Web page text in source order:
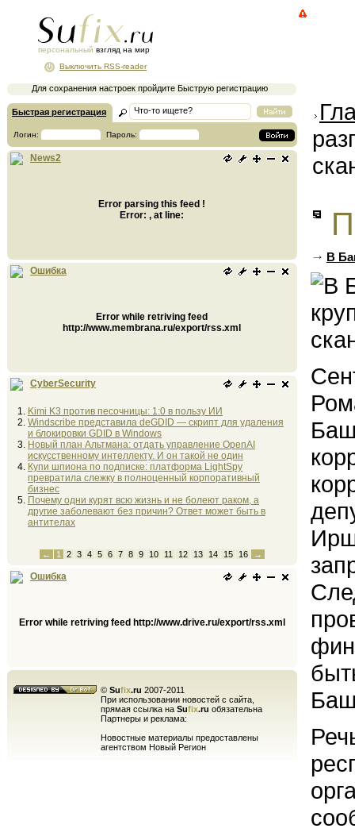
персональный взгляд на мир
Для сохранения настроек пройдите Быструю регистрацию
Выключить RSS-reader
Быстрая регистрация
Логин: Пароль:
News2
Error parsing this feed !
Error: , at line:
Ошибка
Error while retriving feed
http://www.membrana.ru/export/rss.xml
CyberSecurity
Kimi K3 против песочницы: 1:0 в пользу ИИ
Windscribe представила deGDID — скрипт для удаления
и блокировки GDID в Windows
Новый план Альтмана: отдать управление OpenAI
искусственному интеллекту. И он такой не один
Купи шпиона по подписке: платформа LightSpy
превратила слежку в полноценный корпоративный
бизнес
Почему одни курят всю жизнь и не болеют раком, а
другие заболевают без причин? Ответ может быть в
антителах
← 1 2 3 4 5 6 7 8 9 10 11 12 13 14 15 16 →
Ошибка
Error while retriving feed http://www.drive.ru/export/rss.xml
© Sufix.ru 2007-2011
При использовании новостей с сайта,
прямая ссылка на Sufix.ru обязательна
Партнеры и реклама:
Новостные материалы предоставлены
агентством Новый Регион
В